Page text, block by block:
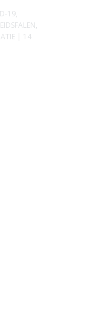
19,
,
| 14